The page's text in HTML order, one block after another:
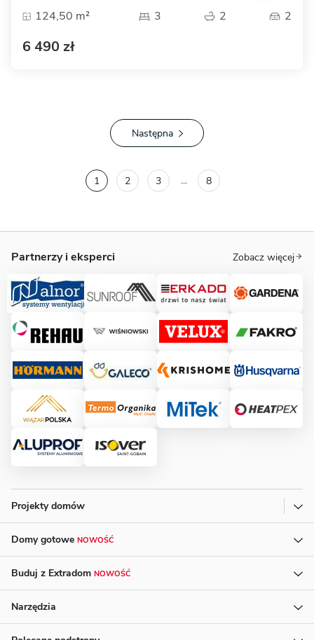
124,50 m²
3 2 2
6 490 zł
Następna
1 2 3 ... 8
Partnerzy i eksperci Zobacz więcej
Projekty domów
Domy gotowe NOWOŚĆ
Buduj z Extradom NOWOŚĆ
Narzędzia